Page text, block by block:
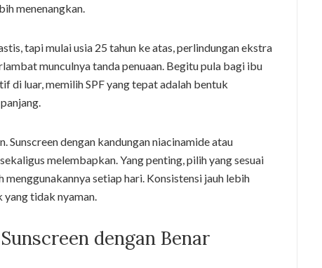
menenangkan.
tapi mulai usia 25 tahun ke atas, perlindungan ekstra
munculnya tanda penuaan. Begitu pula bagi ibu
di luar, memilih SPF yang tepat adalah bentuk
Sunscreen dengan kandungan niacinamide atau
melembapkan. Yang penting, pilih yang sesuai
setiap hari. Konsistensi jauh lebih
tidak nyaman.
dengan Benar